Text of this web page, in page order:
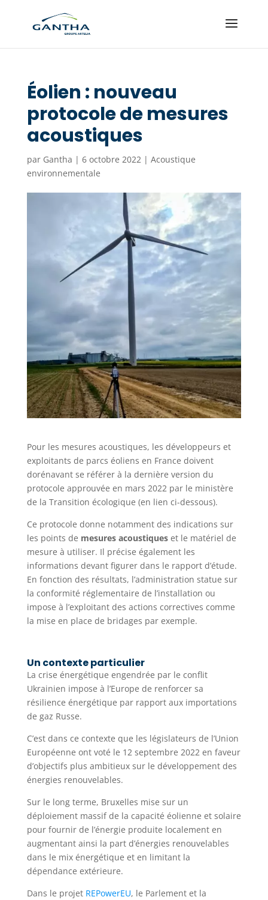
Éolien : nouveau
protocole de mesures
acoustiques
par Gantha | 6 octobre 2022| Acoustique
environnementale
Pour les mesures acoustiques, les développeurs et
exploitants de parcs éoliens en France doivent
dorénavant se référer à la dernière version du
protocole approuvée en mars 2022 par le ministère
de la Transition écologique (en lien ci-dessous).
Ce protocole donne notamment des indications sur
les points de mesures acoustiqueset le matériel de
mesure à utiliser. Il précise également les
informations devant figurer dans le rapport d’étude.
En fonction des résultats, l’administration statue sur
la conformité réglementaire de l’installation ou
impose à l’exploitant des actions correctives comme
la mise en place de bridages par exemple.
Un contexte particulier
La crise énergétique engendrée par le conflit
Ukrainien impose à l’Europe de renforcer sa
résilience énergétique par rapport aux importations
de gaz Russe.
C’est dans ce contexte que les législateurs de l’Union
Européenne ont voté le 12 septembre 2022 en faveur
d’objectifs plus ambitieux sur le développement des
énergies renouvelables.
Sur le long terme, Bruxelles mise sur un
déploiement massif de la capacité éolienne et solaire
pour fournir de l’énergie produite localement en
augmentant ainsi la part d’énergies renouvelables
dans le mix énergétique et en limitant la
dépendance extérieure.
Dans le projet REPowerEU, le Parlement et la